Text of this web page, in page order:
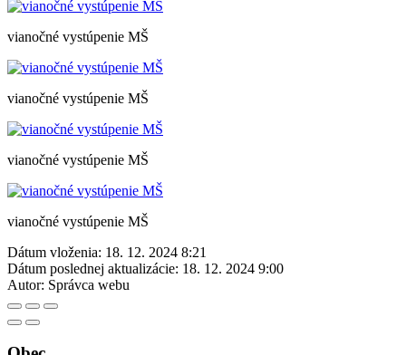
vianočné vystúpenie MŠ
vianočné vystúpenie MŠ
vianočné vystúpenie MŠ
vianočné vystúpenie MŠ
Dátum vloženia: 18. 12. 2024 8:21
Dátum poslednej aktualizácie: 18. 12. 2024 9:00
Autor: Správca webu